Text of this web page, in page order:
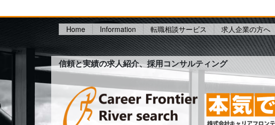
Home Information 転職相談サービス 求人企業の方へ
信頼と実績の求人紹介、採用コンサルティング